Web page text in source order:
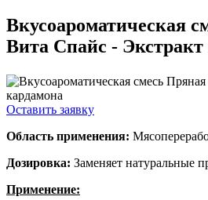
Вкусоароматическая
Вита Спайс -
Оставить заявку
Область применения:
Дозировка: Заменяет натуральные
Применение: